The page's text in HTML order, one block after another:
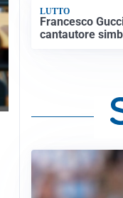
LUTTO
Francesco
cantautore